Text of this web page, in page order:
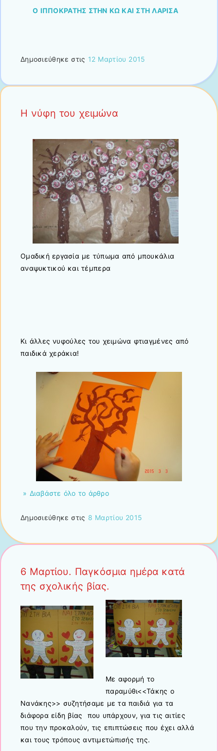
Ο ΙΠΠΟΚΡΑΤΗΣ ΣΤΗΝ ΚΩ ΚΑΙ ΣΤΗ ΛΑΡΙΣΑ
Δημοσιεύθηκε στις 12 Μαρτίου 2015
Η νύφη του χειμώνα
Ομαδική εργασία με τύπωμα από μπουκάλια
αναψυκτικού και τέμπερα
Κι άλλες νυφούλες του χειμώνα φτιαγμένες από
παιδικά χεράκια!
» Διαβάστε όλο το άρθρο
Δημοσιεύθηκε στις 8 Μαρτίου 2015
6 Μαρτίου. Παγκόσμια ημέρα κατά
της σχολικής βίας.
Με αφορμή το
παραμύθι<<Τάκης ο
Νανάκης>> συζητήσαμε με τα παιδιά για τα
διάφορα είδη βίας που υπάρχουν, για τις αιτίες
που την προκαλούν, τις επιπτώσεις που έχει αλλά
και τους τρόπους αντιμετώπισής της.